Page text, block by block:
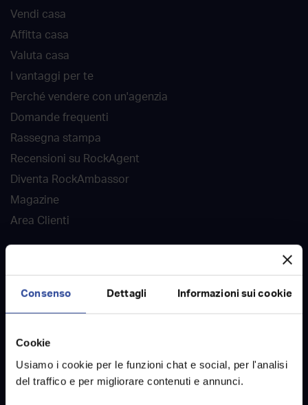
Consenso Dettagli Informazioni sui cookie
Cookie
Usiamo i cookie per le funzioni chat e social, per l'analisi
del traffico e per migliorare contenuti e annunci.
Vendi casa
Affitta casa
Valuta casa
I vantaggi per te
Perché vendere con un'agenzia
Domande frequenti
Rassegna stampa
Recensioni su RockAgent
Diventa RockAmbassor
Magazine
Area Clienti
Agenzie immobiliari
Case vendute
Case affittate